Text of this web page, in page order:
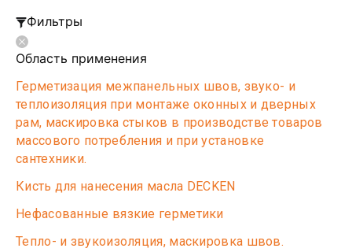
Фильтры
Область применения
Герметизация межпанельных швов, звуко- и
теплоизоляция при монтаже оконных и дверных
рам, маскировка стыков в производстве товаров
массового потребления и при установке
сантехники.
Кисть для нанесения масла DECKEN
Нефасованные вязкие герметики
Тепло- и звукоизоляция, маскировка швов.